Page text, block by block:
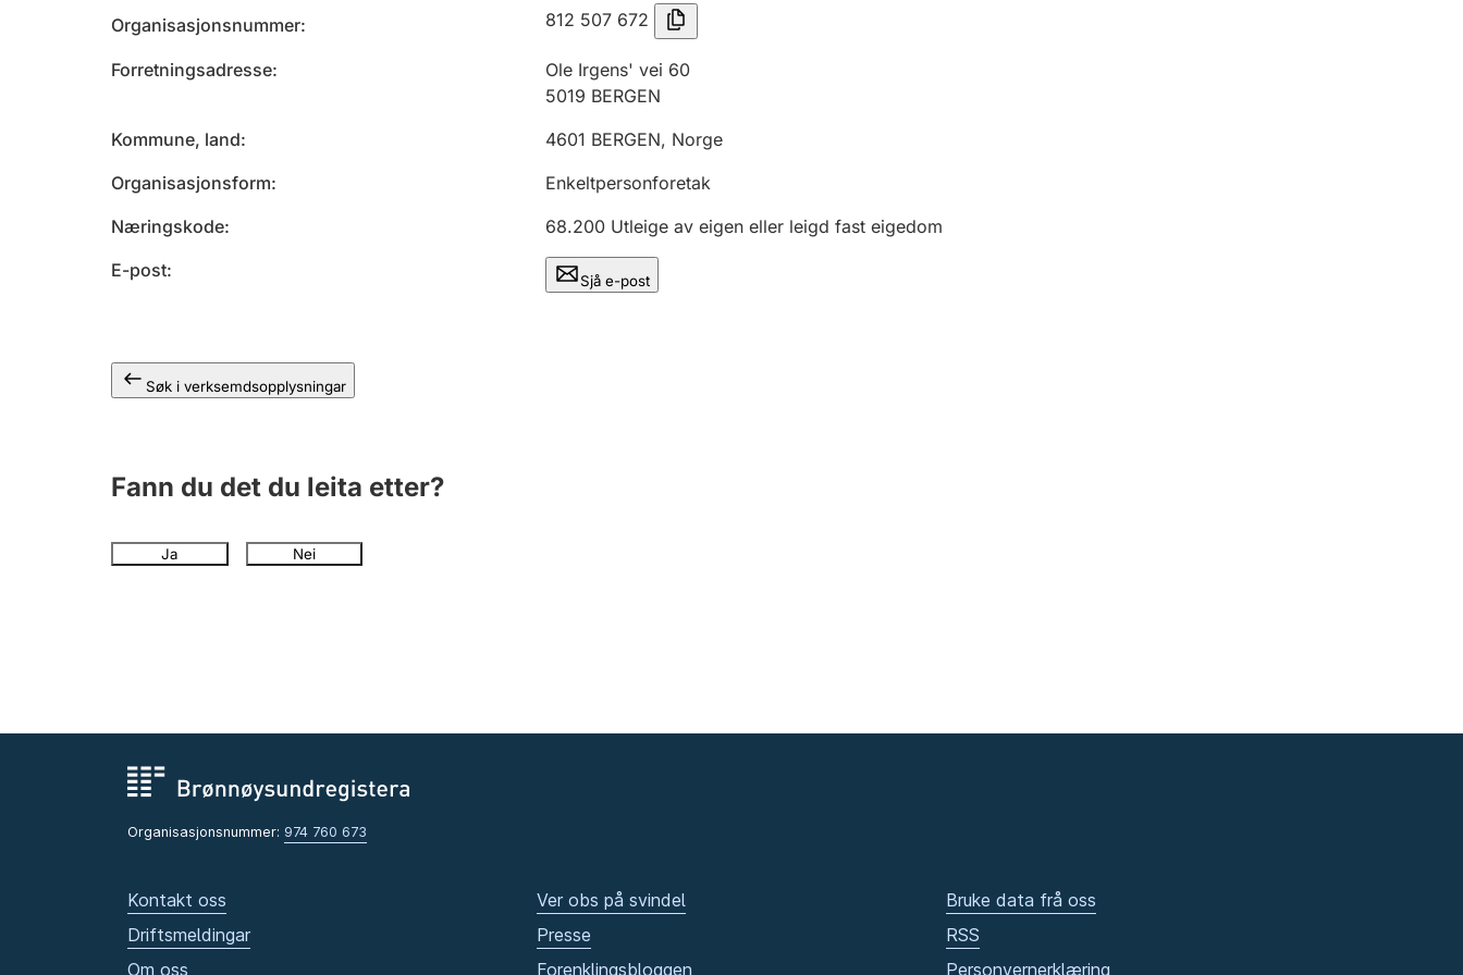
Organisasjonsnummer 812 507 672
Forretningsadresse
Ole Irgens' vei 60
5019 BERGEN
Kommune, land
4601 BERGEN, Norge
Organisasjonsform
Enkeltpersonforetak
Næringskode
68.200 Utleige av eigen eller leigd fast eigedom
E-post
Sjå e-post
Søk i verksemdsopplysningar
Fann du det du leita etter?
Ja Nei
Organisasjonsnummer: 974 760 673
Kontakt oss
Driftsmeldingar
Om oss
Ver obs på svindel
Presse
Forenklingsbloggen
Bruke data frå oss
RSS
Personvernerklæring